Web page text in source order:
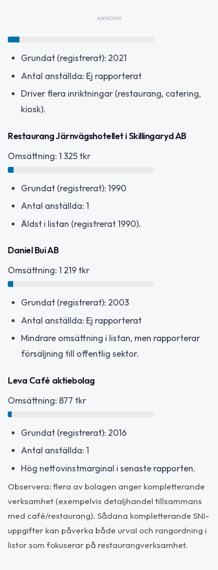
ANNONS
Grundat (registrerat): 2021
Antal anställda: Ej rapporterat
Driver flera inriktningar (restaurang, catering,
kiosk).
Restaurang Järnvägshotellet i Skillingaryd AB
Omsättning: 1 325 tkr
Grundat (registrerat): 1990
Antal anställda: 1
Äldst i listan (registrerat 1990).
Daniel Bui AB
Omsättning: 1 219 tkr
Grundat (registrerat): 2003
Antal anställda: Ej rapporterat
Mindrare omsättning i listan, men rapporterar
försäljning till offentlig sektor.
Leva Café aktiebolag
Omsättning: 877 tkr
Grundat (registrerat): 2016
Antal anställda: 1
Hög nettovinstmarginal i senaste rapporten.
Observera: flera av bolagen anger kompletterande
verksamhet (exempelvis detaljhandel tillsammans
med café/restaurang). Sådana kompletterande SNI-
uppgifter kan påverka både urval och rangordning i
listor som fokuserar på restaurangverksamhet.